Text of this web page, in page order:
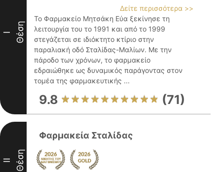
I Θέση
Δείτε περισσότερα >>
Το Φαρμακείο Μητσάκη Εύα ξεκίνησε τη
λειτουργία του το 1991 και από το 1999
στεγάζεται σε ιδιόκτητο κτίριο στην
παραλιακή οδό Σταλίδας-Μαλίων. Με την
πάροδο των χρόνων, το φαρμακείο
εδραιώθηκε ως δυναμικός παράγοντας στον
τομέα της φαρμακευτικής ...
9.8 (71)
II Θέση
Φαρμακεία Σταλίδας